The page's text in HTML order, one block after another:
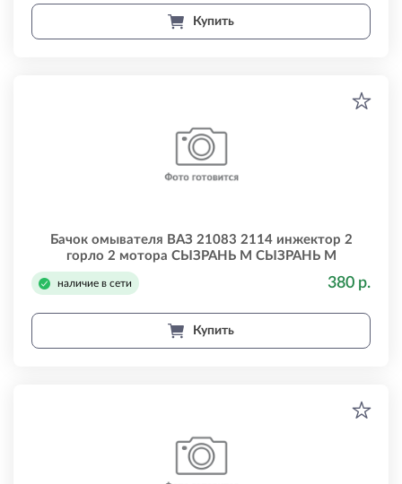
Купить
Бачок омывателя ВАЗ 21083 2114 инжектор 2
горло 2 мотора СЫЗРАНЬ М СЫЗРАНЬ М
210835208008302мот
наличие в сети 380 р.
Купить